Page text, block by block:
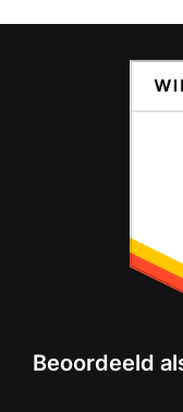
Beoordeeld